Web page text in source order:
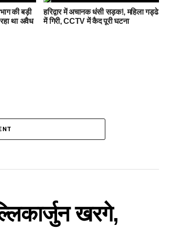
की बड़ी
था अवैध
हरिद्वार में अचानक धंसी सड़क!, महिला गड्ढे
में गिरी, CCTV में कैद पूरी घटना
खरगे,